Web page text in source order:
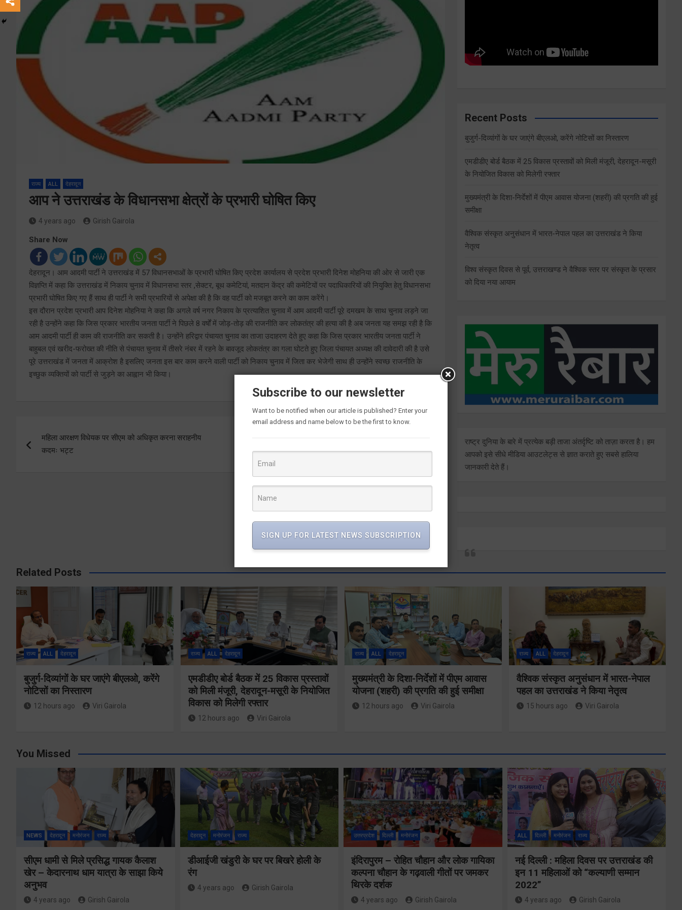
राज्य ALL देहरादून
आप ने उत्तराखंड के विधानसभा क्षेत्रों के प्रभारी घोषित किए
4 years ago Girish Gairola
Share Now
देहरादून। आम आदमी पार्टी ने उत्तराखंड में 57 विधानसभाओं के प्रभारी घोषित किए प्रदेश कार्यालय से प्रदेश प्रभारी दिनेश मोहनिया की ओर से जारी एक
विज्ञप्ति में कहा कि उत्तराखंड में निकाय चुनाव में विधानसभा स्तर ,सेक्टर, बूथ कमेटियां, मतदान केंद्र की कमेटियों पर पदाधिकारियों की नियुक्ति हेतु विधानसभा
प्रभारी घोषित किए गए हैं साथ ही पार्टी ने सभी प्रभारियों से अपेक्षा की है कि वह पार्टी को मजबूत करने का काम करेंगे।
इस दौरान प्रदेश प्रभारी आप दिनेश मोहनिया ने कहा कि अगले वर्ष नगर निकाय के प्रत्याशित चुनाव में आम आदमी पार्टी पूरे दमखम के साथ चुनाव लड़ने जा
रही है उन्होंने कहा कि जिस प्रकार भारतीय जनता पार्टी ने पिछले 8 वर्षों में जोड़-तोड़ की राजनीति कर लोकतंत्र की हत्या की है अब जनता यह समझ रही है कि
आम आदमी पार्टी ही काम की राजनीति कर सकती है। उन्होंने हरिद्वार पंचायत चुनाव का ताजा उदाहरण देते हुए कहा कि जिस प्रकार भारतीय जनता पार्टी ने
बाहुबल एवं खरीद-फरोख्त की नीति से पंचायत चुनाव में तीसरे नंबर में रहने के बावजूद लोकतंत्र का गला घोटते हुए जिला पंचायत अध्यक्ष की दावेदारी की है उसे
पूरे उत्तराखंड में जनता में आक्रोश है इसलिए जनता इस बार काम करने वाली पार्टी को निकाय चुनाव में जिता कर भेजेगी साथ ही उन्होंने स्वच्छ राजनीति के
इच्छुक व्यक्तियों को पार्टी से जुड़ने का आह्वान भी किया।
navigation
महिला आरक्षण विधेयक पर सीएम को अधिकृत करना सराहनीय
कदमः भट्ट
सीएम का आभार व्यक्त किया
Recent Posts
बुजुर्ग-दिव्यांगों के घर जाएंगे बीएलओ, करेंगे नोटिसों का निस्तारण
एमडीडीए बोर्ड बैठक में 25 विकास प्रस्तावों को मिली मंजूरी, देहरादून-मसूरी
के नियोजित विकास को मिलेगी रफ्तार
मुख्यमंत्री के दिशा-निर्देशों में पीएम आवास योजना (शहरी) की प्रगति की हुई
समीक्षा
वैश्विक संस्कृत अनुसंधान में भारत-नेपाल पहल का उत्तराखंड ने किया
नेतृत्व
विश्व संस्कृत दिवस से पूर्व, उत्तराखण्ड ने वैश्विक स्तर पर संस्कृत के प्रसार
को दिया नया आयाम
राष्ट्र दुनिया के बारे में प्रत्येक बड़ी ताजा अंतर्दृष्टि को ताज़ा करता है। हम
आपको इसे सीधे मीडिया आउटलेट्स से ज्ञात कराते हुए सबसे हालिया
जानकारी देते हैं।
Related Posts
राज्य ALL देहरादून
बुजुर्ग-दिव्यांगों के घर जाएंगे बीएलओ, करेंगे
नोटिसों का निस्तारण
12 hours ago Viri Gairola
राज्य ALL देहरादून
एमडीडीए बोर्ड बैठक में 25 विकास प्रस्तावों
को मिली मंजूरी, देहरादून-मसूरी के नियोजित
विकास को मिलेगी रफ्तार
12 hours ago Viri Gairola
राज्य ALL देहरादून
मुख्यमंत्री के दिशा-निर्देशों में पीएम आवास
योजना (शहरी) की प्रगति की हुई समीक्षा
12 hours ago Viri Gairola
राज्य ALL देहरादून
वैश्विक संस्कृत अनुसंधान में भारत-नेपाल
पहल का उत्तराखंड ने किया नेतृत्व
15 hours ago Viri Gairola
You Missed
NEWS देहरादून मनोरंजन राज्य
सीएम धामी से मिले प्रसिद्ध गायक कैलाश
खेर – केदारनाथ धाम यात्रा के साझा किये
अनुभव
4 years ago Girish Gairola
देहरादून मनोरंजन राज्य
डीआईजी खंडुरी के घर पर बिखरे होली के
रंग
4 years ago Girish Gairola
उत्तरप्रदेश दिल्ली मनोरंजन
इंदिरापुरम – रोहित चौहान और लोक गायिका
कल्पना चौहान के गढ़वाली गीतों पर जमकर
थिरके दर्शक
4 years ago Girish Gairola
ALL दिल्ली मनोरंजन राज्य
नई दिल्ली : महिला दिवस पर उत्तराखंड की
इन 11 महिलाओं को “कल्याणी सम्मान
2022”
4 years ago Girish Gairola
वैश्विक संस्कृत
अनुसंधान में
का उत्तराखंड ने
बुजुर्ग-दिव्यांगों के
घर जाएंगे
बीएलओ, करेंगे
नोटिसों का
एमडीडीए बोर्ड
बैठक में 25
विकास प्रस्तावों
को मिली मंजूरी,
देहरादून-मसूरी के
नियोजित विकास
को मिलेगी रफ्तार
Subscribe to our newsletter
Want to be notified when our article is published? Enter your
email address and name below to be the first to know.
SIGN UP FOR LATEST NEWS SUBSCRIPTION